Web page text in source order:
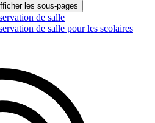
les sous-pages
de salle
de salle pour les scolaires